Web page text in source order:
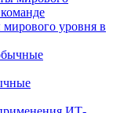
мирового уровня в